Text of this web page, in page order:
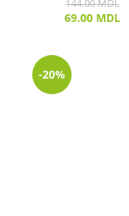
144.00MDL
69.00 MDL
-20%